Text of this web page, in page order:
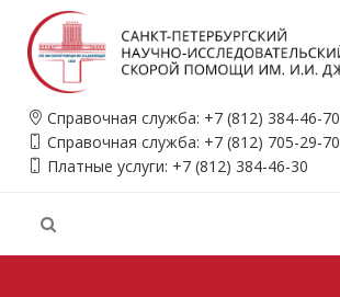
Справочная служба: +7 (812) 384-46-70
Справочная служба: +7 (812) 705-29-70
Платные услуги: +7 (812) 384-46-30